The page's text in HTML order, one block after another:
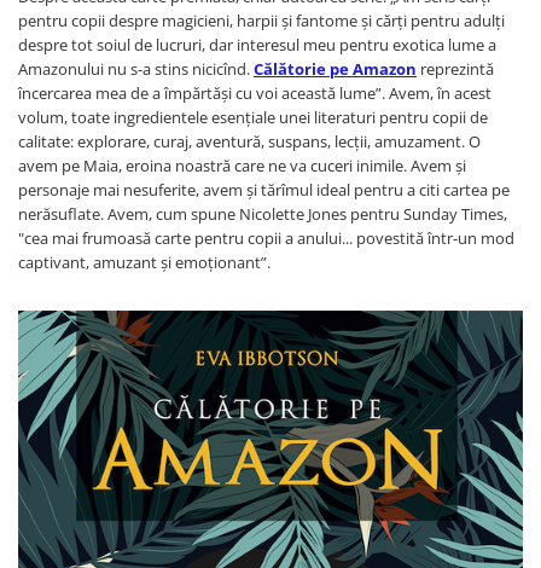
pentru copii despre magicieni, harpii și fantome și cărți pentru adulți
despre tot soiul de lucruri, dar interesul meu pentru exotica lume a
Amazonului nu s-a stins nicicînd.Călătorie pe Amazon reprezintă
încercarea mea de a împărtăși cu voi această lume”. Avem, în acest
volum, toate ingredientele esențiale unei literaturi pentru copii de
calitate: explorare, curaj, aventură, suspans, lecții, amuzament. O
avem pe Maia, eroina noastră care ne va cuceri inimile. Avem și
personaje mai nesuferite, avem și tărîmul ideal pentru a citi cartea pe
nerăsuflate. Avem, cum spune Nicolette Jones pentru Sunday Times,
"cea mai frumoasă carte pentru copii a anului... povestită într-un mod
captivant, amuzant și emoționant”.